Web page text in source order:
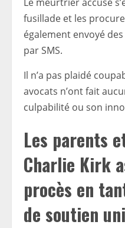
fusillade et les
également envoyé
par SMS.
Il n’a pas plaidé
avocats n’ont fait
culpabilité ou son
Les parents
Charlie Kirk
procès en
de soutien